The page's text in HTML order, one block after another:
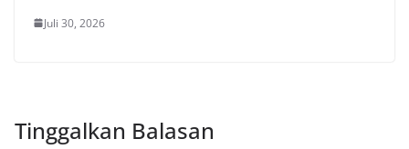
Juli 30, 2026
Tinggalkan Balasan